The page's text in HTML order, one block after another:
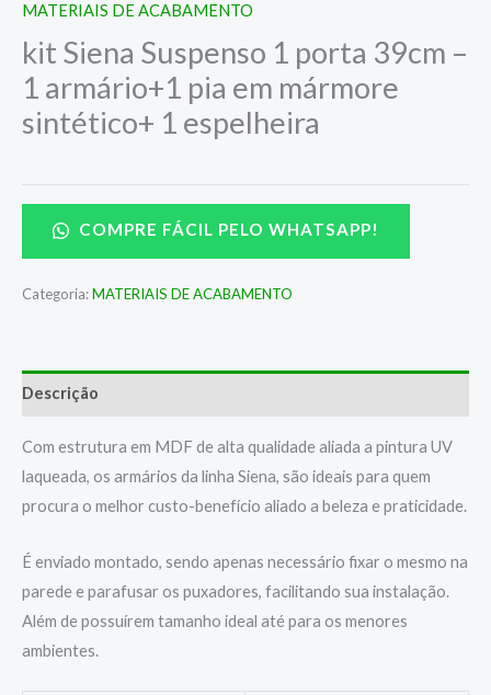
MATERIAIS DE ACABAMENTO
kit Siena Suspenso 1 porta 39cm –
1 armário+1 pia em mármore
sintético+ 1 espelheira
COMPRE FÁCIL PELO WHATSAPP!
Categoria:MATERIAIS DE ACABAMENTO
Descrição
Com estrutura em MDF de alta qualidade aliada a pintura UV
laqueada, os armários da linha Siena, são ideais para quem
procura o melhor custo-benefício aliado a beleza e praticidade.
É enviado montado, sendo apenas necessário fixar o mesmo na
parede e parafusar os puxadores, facilitando sua instalação.
Além de possuírem tamanho ideal até para os menores
ambientes.